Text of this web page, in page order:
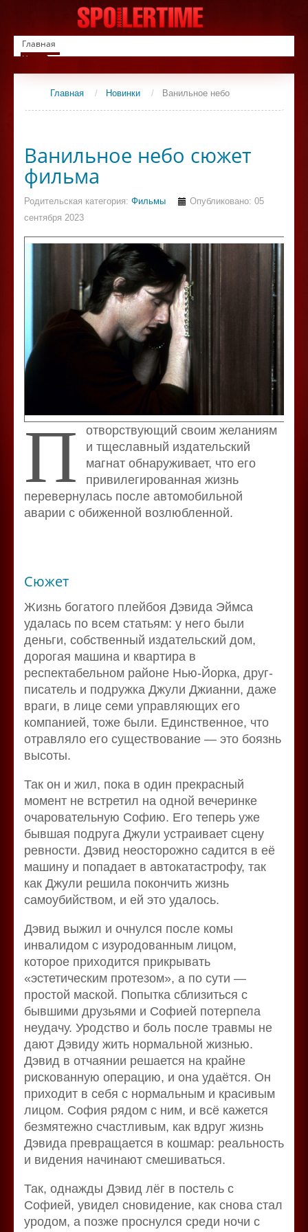
Главная
Новинки
Список фильмов
СериалыГлавная / Новинки / Ванильное небо
Ванильное небо сюжет
фильма
Родительская категория: Фильмы
Опубликовано: 05
сентября 2023
П отворствующий своим желаниям
и тщеславный издательский
магнат обнаруживает, что его
привилегированная жизнь
перевернулась после автомобильной
аварии с обиженной возлюбленной.
Сюжет
Жизнь богатого плейбоя Дэвида Эймса
удалась по всем статьям: у него были
деньги, собственный издательский дом,
дорогая машина и квартира в
респектабельном районе Нью-Йорка, друг-
писатель и подружка Джули Джианни, даже
враги, в лице семи управляющих его
компанией, тоже были. Единственное, что
отравляло его существование — это боязнь
высоты.
Так он и жил, пока в один прекрасный
момент не встретил на одной вечеринке
очаровательную Софию. Его теперь уже
бывшая подруга Джули устраивает сцену
ревности. Дэвид неосторожно садится в её
машину и попадает в автокатастрофу, так
как Джули решила покончить жизнь
самоубийством, и ей это удалось.
Дэвид выжил и очнулся после комы
инвалидом с изуродованным лицом,
которое приходится прикрывать
«эстетическим протезом», а по сути —
простой маской. Попытка сблизиться с
бывшими друзьями и Софией потерпела
неудачу. Уродство и боль после травмы не
дают Дэвиду жить нормальной жизнью.
Дэвид в отчаянии решается на крайне
рискованную операцию, и она удаётся. Он
приходит в себя с нормальным и красивым
лицом. София рядом с ним, и всё кажется
безмятежно счастливым, как вдруг жизнь
Дэвида превращается в кошмар: реальность
и видения начинают смешиваться.
Так, однажды Дэвид лёг в постель с
Софией, увидел сновидение, как снова стал
уродом, а позже проснулся среди ночи с